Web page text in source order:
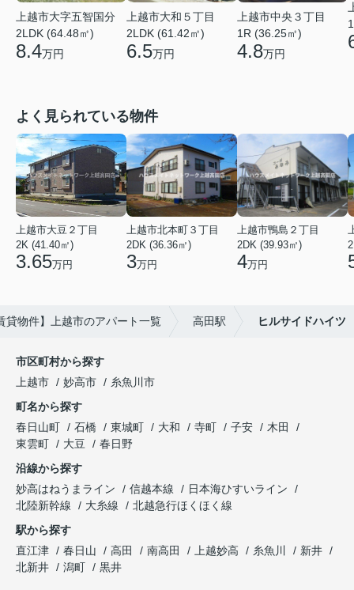
上越市大字五智国分
2LDK (64.48㎡)
8.4万円
上越市大和５丁目
2LDK (61.42㎡)
6.5万円
上越市中央３丁目
1R (36.25㎡)
4.8万円
よく見られている物件
上越市大豆２丁目
2K (41.40㎡)
3.65万円
上越市北本町３丁目
2DK (36.36㎡)
3万円
上越市鴨島２丁目
2DK (39.93㎡)
4万円
貸物件】上越市のアパート一覧 高田駅 ヒルサイドハイツ
市区町村から探す
上越市
妙高市
糸魚川市
町名から探す
春日山町
石橋 東城町 大和 寺町 子安
木田
東雲町
大豆
春日野
沿線から探す
妙高はねうまライン
信越本線
日本海ひすいライン
北陸新幹線
大糸線
北越急行ほくほく線
駅から探す
直江津
春日山 高田 南高田 上越妙高 糸魚川
新井
北新井
潟町 黒井